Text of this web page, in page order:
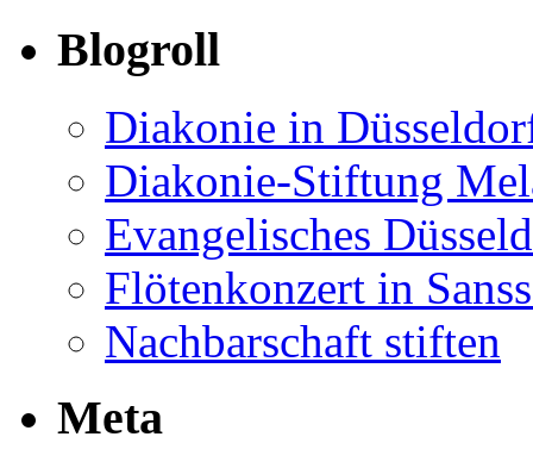
Blogroll
Diakonie in
Diakonie-Stiftung
Evangelisches
Flötenkonzert in
Nachbarschaft stiften
Meta